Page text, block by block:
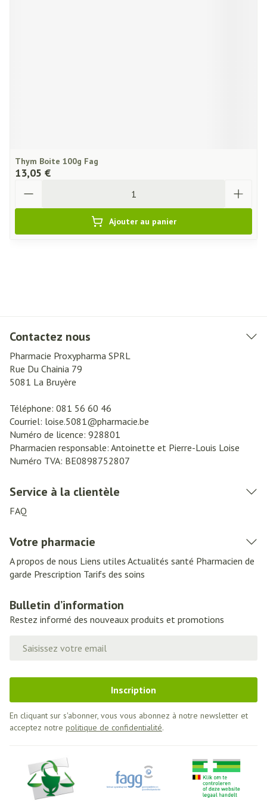
Thym Boite 100g Fag
13,05 €
Ajouter au panier
Contactez nous
Pharmacie Proxypharma SPRL
Rue Du Chainia 79
5081 La Bruyère
Téléphone: 081 56 60 46
Courriel: loise.5081@pharmacie.be
Numéro de licence: 928801
Pharmacien responsable: Antoinette et Pierre-Louis Loise
Numéro TVA: BE0898752807
Service à la clientèle
FAQ
Votre pharmacie
A propos de nous Liens utiles Actualités santé Pharmacien de
garde Prescription Tarifs des soins
Bulletin d’information
Restez informé des nouveaux produits et promotions
Inscription
En cliquant sur s'abonner, vous vous abonnez à notre newsletter et
acceptez notre politique de confidentialité.